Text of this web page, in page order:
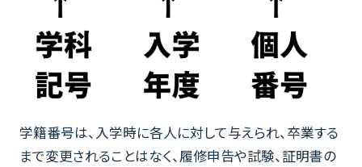
学籍番号は、入学時に各人に対して与えられ、卒業する
まで変更されることはなく、履修申告や試験、証明書の